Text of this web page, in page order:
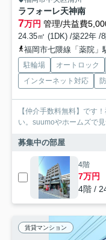
ラフォーレ天神南
7万円 管理/共益費
24.35㎡ (1DK) /築22年 /
福岡市七隈線「薬院」
駐輪場 オートロック
インターネット対応
【仲介手数料無料】です
い。suumoやホームズで
募集中の部屋
4階
7万円
4階 /
賃貸マンション